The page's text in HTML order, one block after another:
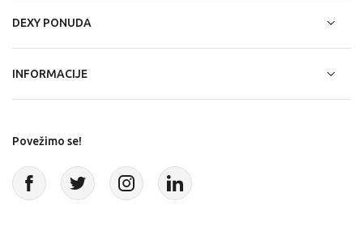
DEXY PONUDA
INFORMACIJE
Povežimo se!